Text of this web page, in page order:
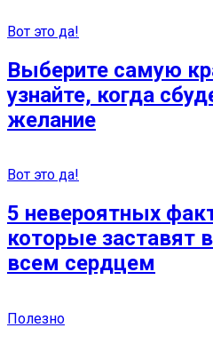
Вот это да!
Выберите самую
узнайте, когда
желание
Вот это да!
5 невероятных
которые заставят
всем сердцем
Полезно